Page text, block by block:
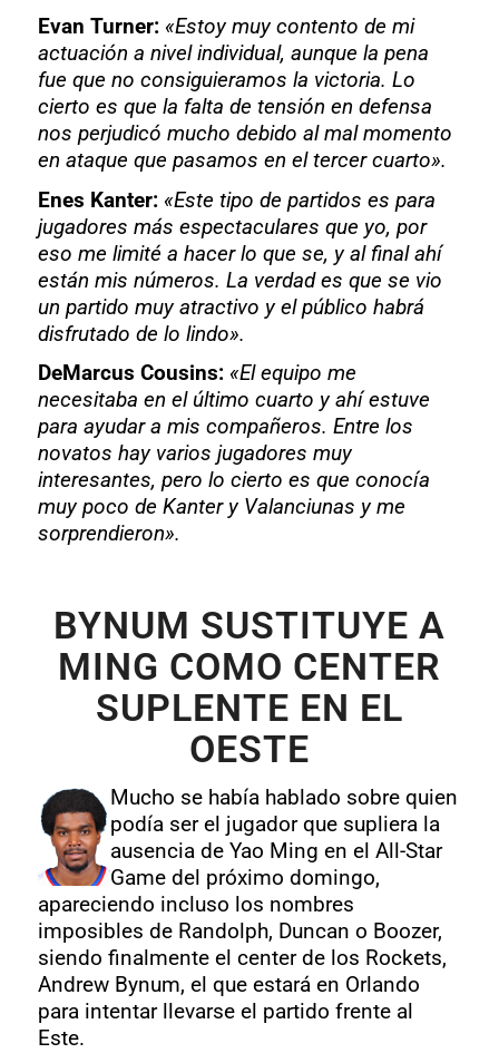
Evan Turner: «Estoy muy contento de mi
actuación a nivel individual, aunque la pena
fue que no consiguieramos la victoria. Lo
cierto es que la falta de tensión en defensa
nos perjudicó mucho debido al mal momento
en ataque que pasamos en el tercer cuarto».
Enes Kanter: «Este tipo de partidos es para
jugadores más espectaculares que yo, por
eso me limité a hacer lo que se, y al final ahí
están mis números. La verdad es que se vio
un partido muy atractivo y el público habrá
disfrutado de lo lindo».
DeMarcus Cousins: «El equipo me
necesitaba en el último cuarto y ahí estuve
para ayudar a mis compañeros. Entre los
novatos hay varios jugadores muy
interesantes, pero lo cierto es que conocía
muy poco de Kanter y Valanciunas y me
sorprendieron».
BYNUM SUSTITUYE A
MING COMO CENTER
SUPLENTE EN EL
OESTE
Mucho se había hablado sobre quien
podía ser el jugador que supliera la
ausencia de Yao Ming en el All-Star
Game del próximo domingo,
apareciendo incluso los nombres
imposibles de Randolph, Duncan o Boozer,
siendo finalmente el center de los Rockets,
Andrew Bynum, el que estará en Orlando
para intentar llevarse el partido frente al
Este.